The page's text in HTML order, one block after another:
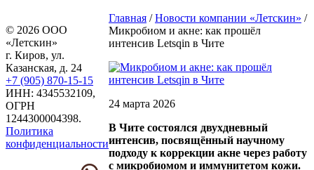
© 2026 ООО
«Летскин»
г. Киров, ул.
Казанская, д. 24
+7 (905) 870-15-15
ИНН: 4345532109,
ОГРН
1244300004398.
Политика
конфиденциальности
Главная / Новости компании «Летскин» /
Микробиом и акне: как прошёл
интенсив Letsqin в Чите
24 марта 2026
В Чите состоялся двухдневный
интенсив, посвящённый научному
подходу к коррекции акне через работу
с микробиомом и иммунитетом кожи.